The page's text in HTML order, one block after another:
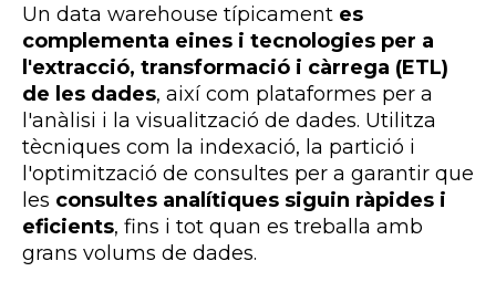
Un data warehouse típicament es
complementa eines i tecnologies per a
l'extracció, transformació i càrrega (ETL)
de les dades, així com plataformes per a
l'anàlisi i la visualització de dades. Utilitza
tècniques com la indexació, la partició i
l'optimització de consultes per a garantir que
les consultes analítiques siguin ràpides i
eficients, fins i tot quan es treballa amb
grans volums de dades.